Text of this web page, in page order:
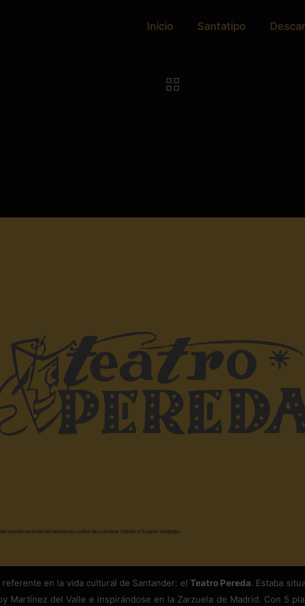
Início Santatipo
en la vida cultural de Santander: el Teatro Pereda. Estaba
Martínez del Valle e inspirándose en la Zarzuela de Madrid. Con 5